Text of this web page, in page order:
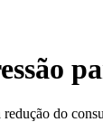
do